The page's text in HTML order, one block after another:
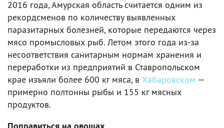
2016 года, Амурская область считается одним из
рекордсменов по количеству выявленных
паразитарных болезней, которые передаются через
мясо промысловых рыб. Летом этого года из-за
несоответствия санитарным нормам хранения и
переработки из предприятий в Ставропольском
крае изъяли более 600 кг мяса, в Хабаровском —
примерно полтонны рыбы и 155 кг мясных
продуктов.